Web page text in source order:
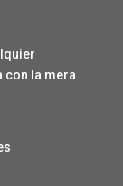
con la mera